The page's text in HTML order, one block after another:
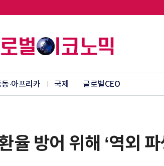
동·아프리카 국제 글로벌CEO
방어 위해 ‘역외 파